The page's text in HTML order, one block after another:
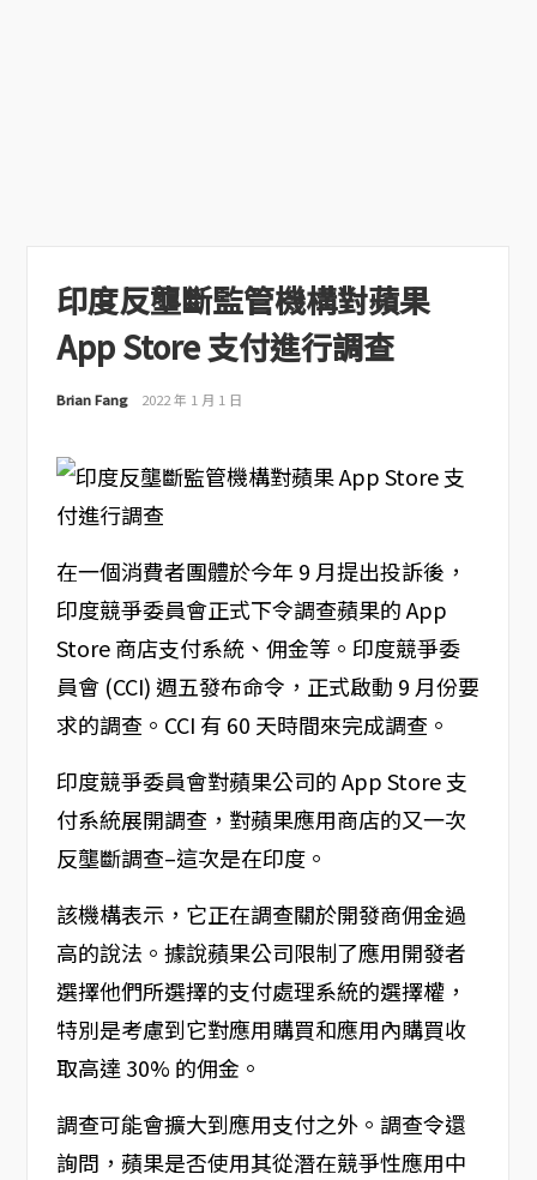
印度反壟斷監管機構對蘋果
App Store 支付進行調查
Brian Fang 2022 年 1 月 1 日
在一個消費者團體於今年 9 月提出投訴後，
印度競爭委員會正式下令調查蘋果的 App
Store 商店支付系統、佣金等。印度競爭委
員會 (CCI) 週五發布命令，正式啟動 9 月份要
求的調查。CCI 有 60 天時間來完成調查。
印度競爭委員會對蘋果公司的 App Store 支
付系統展開調查，對蘋果應用商店的又一次
反壟斷調查–這次是在印度。
該機構表示，它正在調查關於開發商佣金過
高的說法。據說蘋果公司限制了應用開發者
選擇他們所選擇的支付處理系統的選擇權，
特別是考慮到它對應用購買和應用內購買收
取高達 30% 的佣金。
調查可能會擴大到應用支付之外。調查令還
詢問，蘋果是否使用其從潛在競爭性應用中